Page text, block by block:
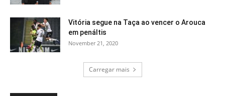
Vitória segue na Taça ao vencer o Arouca
em penáltis
November 21, 2020
Carregar mais